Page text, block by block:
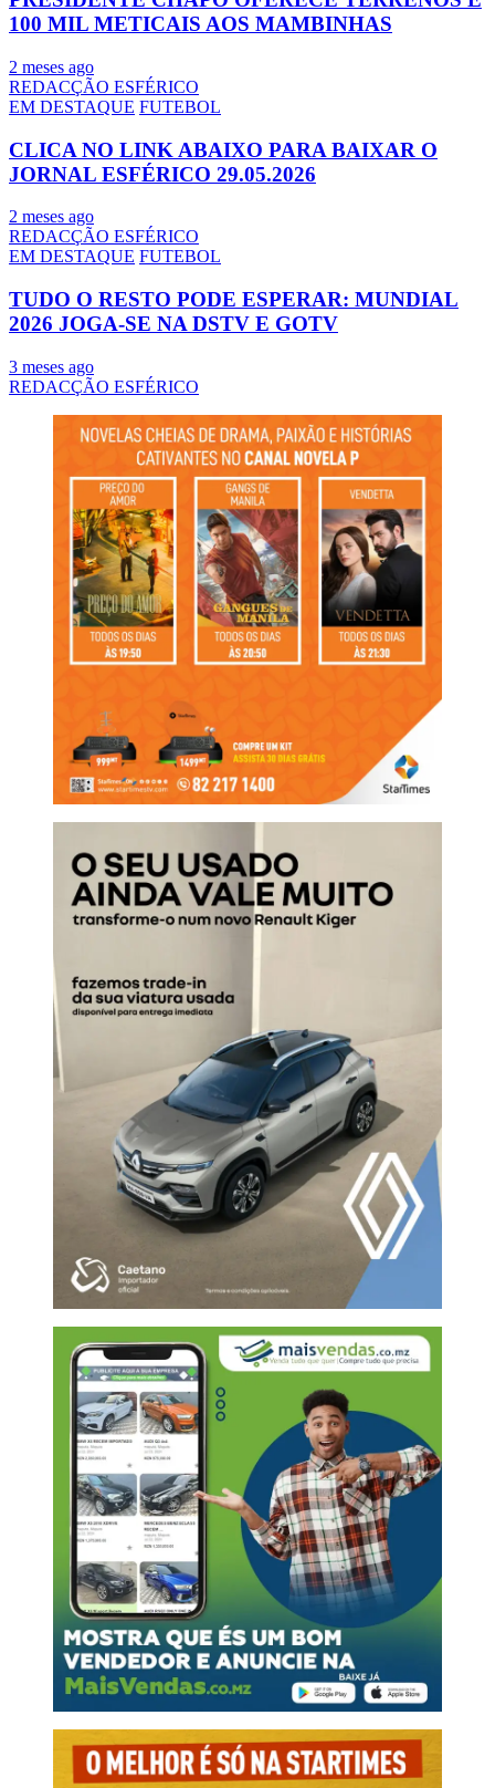
100 MIL METICAIS AOS MAMBINHAS
2 meses ago
REDACÇÃO ESFÉRICO
EM DESTAQUE FUTEBOL
CLICA NO LINK ABAIXO PARA BAIXAR O
JORNAL ESFÉRICO 29.05.2026
2 meses ago
REDACÇÃO ESFÉRICO
EM DESTAQUE FUTEBOL
TUDO O RESTO PODE ESPERAR: MUNDIAL
2026 JOGA-SE NA DSTV E GOTV
3 meses ago
REDACÇÃO ESFÉRICO